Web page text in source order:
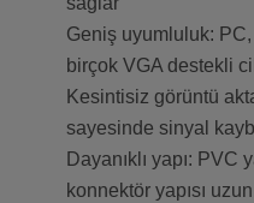
Geniş uyumluluk:
birçok VGA destekli
Kesintisiz görüntü
sayesinde sinyal
Dayanıklı yapı: PVC
konnektör yapısı